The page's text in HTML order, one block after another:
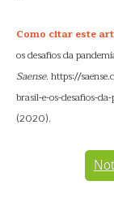
Como citar este
os desafios da
Saense. https://
brasil-e-os-desafios-
(2020).